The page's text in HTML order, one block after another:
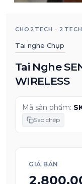
CHO2TECH ·
Tai nghe Chụp
Tai Nghe
WIRELESS
Mã sản phẩm:
Sao chép
GIÁ BÁN